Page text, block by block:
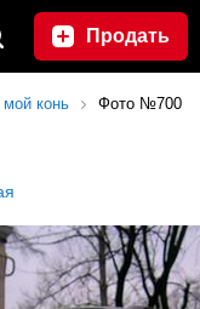
Продать
конь Фото №700